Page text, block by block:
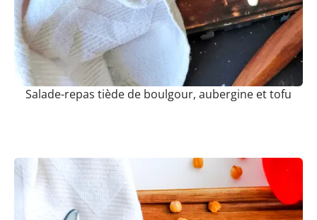
Salade-repas tiède de boulgour, aubergine et tofu